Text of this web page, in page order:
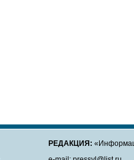
РЕДАКЦИЯ: